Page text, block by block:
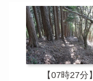
【07時27分】